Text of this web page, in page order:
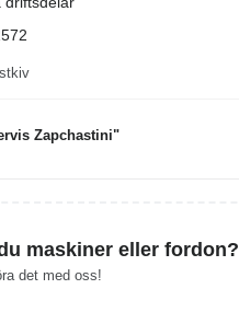
Zapchastini"
maskiner eller fordon?
det med oss!